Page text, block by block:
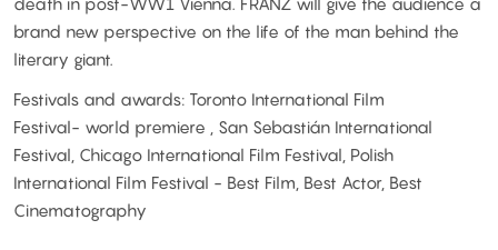
brand new perspective on the life of the man behind the
literary giant.
Festivals and awards: Toronto International Film
Festival- world premiere , San Sebastián International
Festival, Chicago International Film Festival, Polish
International Film Festival - Best Film, Best Actor, Best
Cinematography